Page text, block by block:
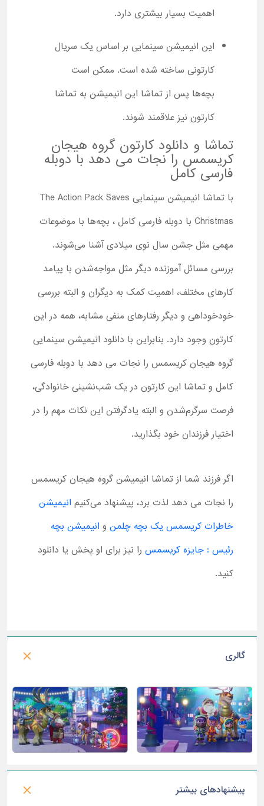
اهمیت بسیار بیشتری دارد.
این انیمیشن سینمایی بر اساس یک سریال
کارتونی ساخته شده است. ممکن است
بچه‌ها پس از تماشا این انیمیشن به تماشا
کارتون نیز علاقمند شوند.
تماشا و دانلود کارتون گروه هیجان
کریسمس را نجات می دهد با دوبله
فارسی کامل
با تماشا انیمیشن سینمایی The Action Pack Saves
Christmas با دوبله فارسی کامل ، بچه‌ها با موضوعات
مهمی مثل جشن سال نوی میلادی آشنا می‌شوند.
بررسی مسائل آموزنده دیگر مثل مواجه‌شدن با پیامد
کارهای مختلف، اهمیت کمک به دیگران و البته بررسی
خودخوداهی و دیگر رفتارهای منفی مشابه، همه در این
کارتون وجود دارد. بنابراین با دانلود انیمیشن سینمایی
گروه هیجان کریسمس را نجات می دهد با دوبله فارسی
کامل و تماشا این کارتون در یک شب‌نشینی خانوادگی،
فرصت سرگرم‌شدن و البته یادگرفتن این نکات مهم را در
اختیار فرزندان خود بگذارید.
اگر فرزند شما از تماشا انیمیشن گروه هیجان کریسمس
را نجات می دهد لذت برد، پیشنهاد می‌کنیم انیمیشن
خاطرات کریسمس یک بچه چلمن و انیمیشن بچه
رئیس : جایزه کریسمس را نیز برای او پخش یا دانلود
کنید.
گالری
پیشنهادهای بیشتر